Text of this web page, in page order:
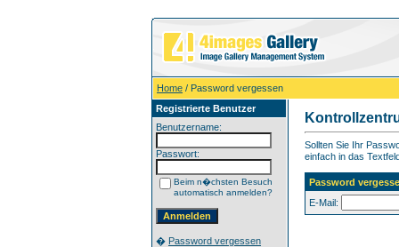
Home / Password vergessen
Registrierte Benutzer
Benutzername:
Passwort:
Beim n�chsten Besuch
automatisch anmelden?
� Password vergessen
Sollten Sie Ihr
einfach in das
Password
E-Mail: